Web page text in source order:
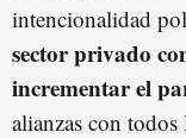
intencionalidad
sector privado
incrementar el
alianzas con todos